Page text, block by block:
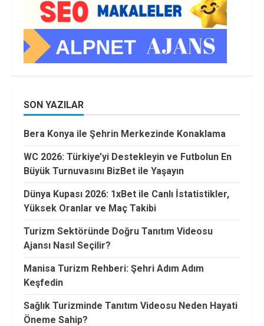
SON YAZILAR
Bera Konya ile Şehrin Merkezinde Konaklama
WC 2026: Türkiye’yi Destekleyin ve Futbolun En
Büyük Turnuvasını BizBet ile Yaşayın
Dünya Kupası 2026: 1xBet ile Canlı İstatistikler,
Yüksek Oranlar ve Maç Takibi
Turizm Sektöründe Doğru Tanıtım Videosu
Ajansı Nasıl Seçilir?
Manisa Turizm Rehberi: Şehri Adım Adım
Keşfedin
Sağlık Turizminde Tanıtım Videosu Neden Hayati
Öneme Sahip?